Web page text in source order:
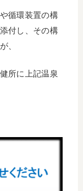
循環装置の構
付し、その構
、
所に上記温泉